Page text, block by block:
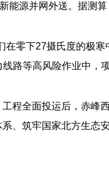
源并网外送。据测
零下27摄氏度的极
路等高风险作业中
程全面投运后，赤峰
、筑牢国家北方生态